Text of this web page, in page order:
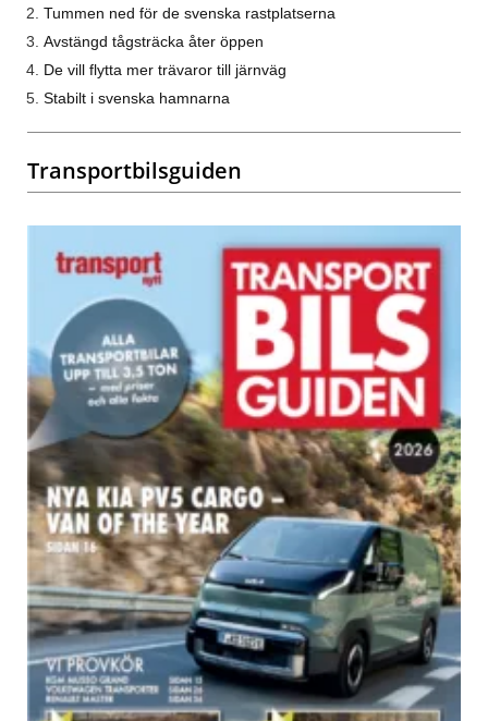
Tummen ned för de svenska rastplatserna
Avstängd tågsträcka åter öppen
De vill flytta mer trävaror till järnväg
Stabilt i svenska hamnarna
Transportbilsguiden